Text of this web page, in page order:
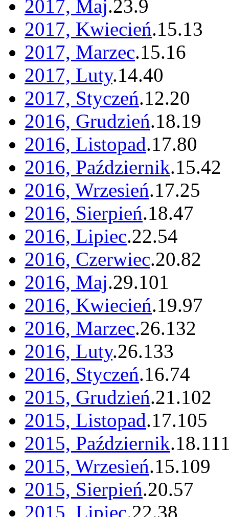
2017, Maj.23.9
2017, Kwiecień.15.13
2017, Marzec.15.16
2017, Luty.14.40
2017, Styczeń.12.20
2016, Grudzień.18.19
2016, Listopad.17.80
2016, Październik.15.42
2016, Wrzesień.17.25
2016, Sierpień.18.47
2016, Lipiec.22.54
2016, Czerwiec.20.82
2016, Maj.29.101
2016, Kwiecień.19.97
2016, Marzec.26.132
2016, Luty.26.133
2016, Styczeń.16.74
2015, Grudzień.21.102
2015, Listopad.17.105
2015, Październik.18.
2015, Wrzesień.15.109
2015, Sierpień.20.57
2015, Lipiec.22.38